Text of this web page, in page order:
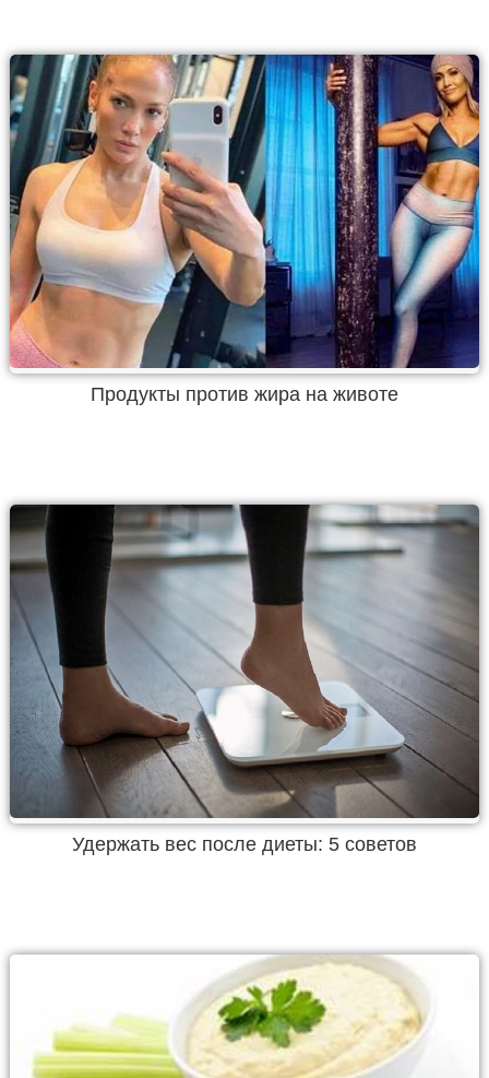
Продукты против жира на животе
Удержать вес после диеты: 5 советов